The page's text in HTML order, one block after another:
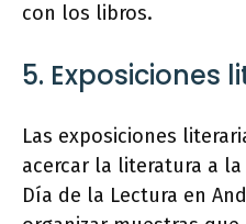
con los libros.
5. Exposiciones
Las exposiciones
acercar la literatura a
Día de la Lectura en